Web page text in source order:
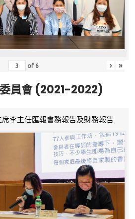
of 6 › »
員會 (2021-2022)
李主任匯報會務報告及財務報告